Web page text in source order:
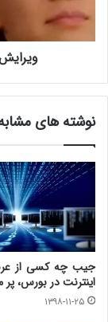
نوشته های
جیب چه کسی از
اینترنت در بورس،
۱۳۹۸-۱۱-۲۵